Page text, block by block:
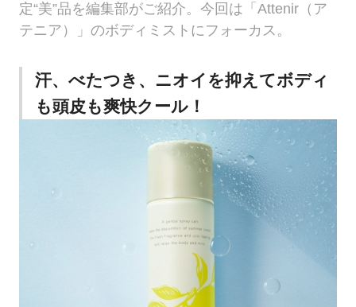
定“美”品を編集部がご紹介。今回は「Attenir（ア
テニア）」のボディミストにフォーカス。
汗、べたつき、ニオイを抑えてボディ
も頭皮も爽快クール！